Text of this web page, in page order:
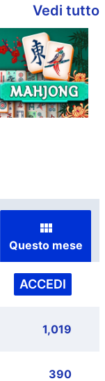
Vedi tutto
Questo mese
ACCEDI
1,019
390